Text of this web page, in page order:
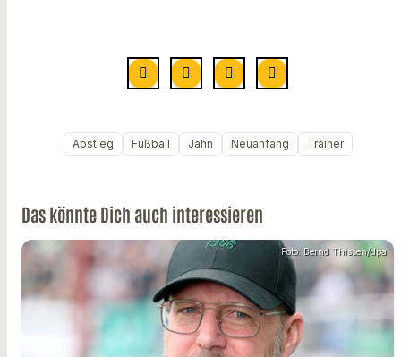
Abstieg Fußball Jahn Neuanfang Trainer
Das könnte Dich auch interessieren
Foto: Bernd Thissen/dpa